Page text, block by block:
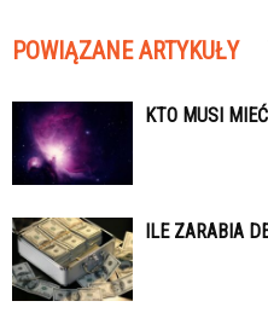
POWIĄZANE ARTYKUŁY
KTO MUSI
ILE ZARABIA